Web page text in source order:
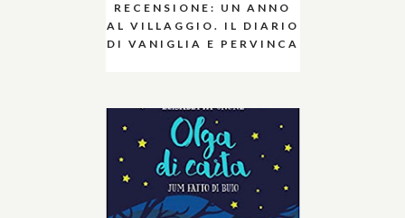
RECENSIONE: UN ANNO
AL VILLAGGIO. IL DIARIO
DI VANIGLIA E PERVINCA